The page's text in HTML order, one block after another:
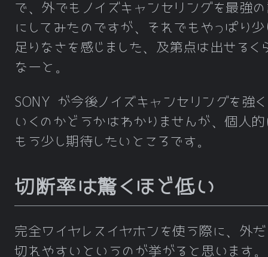
で、外でもノイズキャンセリングを最強
にしてみたのですが、それでもやっぱり少
足りなさを感じました、及第点は出せるく
なーと。
SONY が今後ノイズキャンセリングを強
いくのかどうかはわかりませんが、個人
もう少し期待したいところです。
切断率は驚くほど低い
完全ワイヤレスイヤホンを使う際に、外
切れやすいというのが挙がると思います。